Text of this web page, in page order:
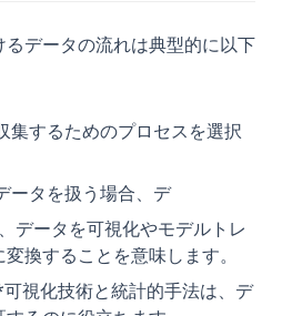
データの流れは典型的に以下
集するためのプロセスを選択
ータを扱う場合、デ
ータを可視化やモデルトレ
換することを意味します。
視化技術と統計的手法は、デ